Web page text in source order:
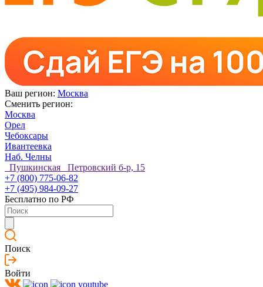
Ваш регион: Москва
Сменить регион:
Москва
Орел
Чебоксары
Ивантеевка
Наб. Челны
Пушкинская Петровский б-р, 15
+7 (800) 775-06-82
+7 (495) 984-09-27
Бесплатно по РФ
Поиск
Войти